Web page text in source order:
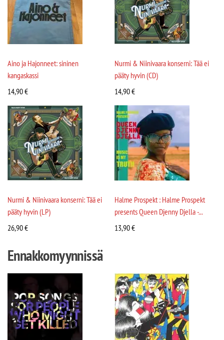
Aino ja Hajonneet: sininen
kangaskassi
14,90€
Nurmi & Niinivaara konserni: Tää ei
pääty hyvin (CD)
14,90€
Nurmi & Niinivaara konserni: Tää ei
pääty hyvin (LP)
26,90€
Halme Prospekt : Halme Prospekt
presents Queen Djenny Djella -...
13,90€
Ennakkomyynnissä